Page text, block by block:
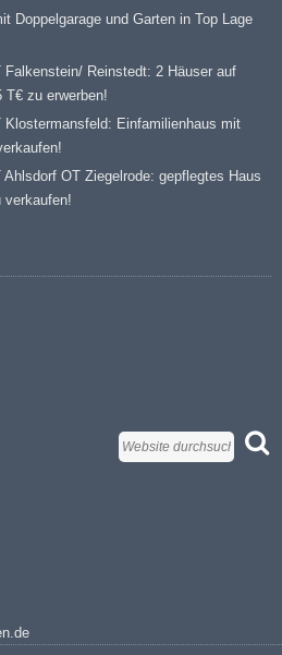
Doppelgarage und Garten in Top Lage
Reinstedt: 2 Häuser auf
T€ zu erwerben!
Einfamilienhaus mit
OT Ziegelrode: gepflegtes Haus
verkaufen!